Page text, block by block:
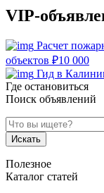
VIP-
Расчет
объектов ₽10 000
Гид в
Где остановиться
Поиск объявлений
Искать
Полезное
Каталог статей